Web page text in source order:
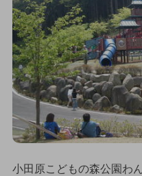
小田原こどもの森公園わ